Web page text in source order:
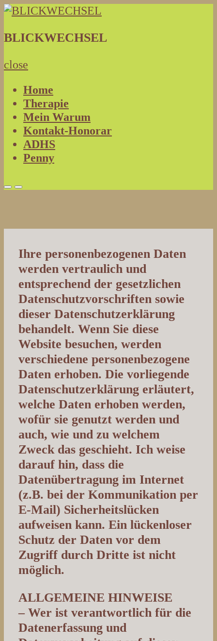
Skip
content
BLICKWECHSEL
close
Home
Therapie
Mein Warum
Kontakt-Honorar
ADHS
Penny
PrimaryPrimary
Ihre personenbezogenen Daten
werden vertraulich und
entsprechend der gesetzlichen
Datenschutzvorschriften sowie
dieser Datenschutzerklärung
behandelt. Wenn Sie diese
Website besuchen, werden
verschiedene personenbezogene
Daten erhoben. Die vorliegende
Datenschutzerklärung erläutert,
welche Daten erhoben werden,
wofür sie genutzt werden und
auch, wie und zu welchem
Zweck das geschieht. Ich weise
darauf hin, dass die
Datenübertragung im Internet
(z.B. bei der Kommunikation per
E-Mail) Sicherheitslücken
aufweisen kann. Ein lückenloser
Schutz der Daten vor dem
Zugriff durch Dritte ist nicht
möglich.
ALLGEMEINE HINWEISE
– Wer ist verantwortlich für die
Datenerfassung und